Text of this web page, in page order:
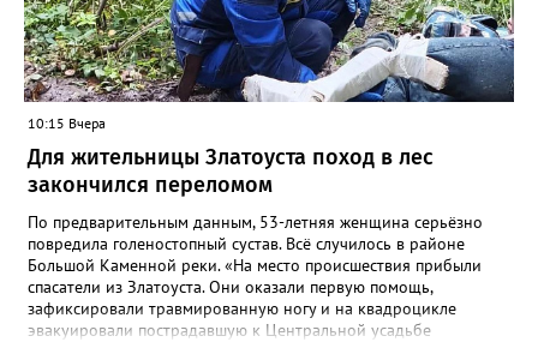
10:15 Вчера
Для жительницы Златоуста поход в лес
закончился переломом
По предварительным данным, 53-летняя женщина серьёзно
повредила голеностопный сустав. Всё случилось в районе
Большой Каменной реки. «На место происшествия прибыли
спасатели из Златоуста. Они оказали первую помощь,
зафиксировали травмированную ногу и на квадроцикле
эвакуировали пострадавшую к Центральной усадьбе